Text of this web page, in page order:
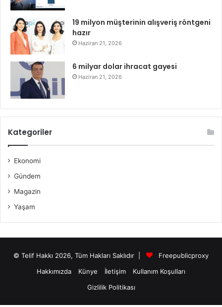
19 milyon müşterinin alışveriş röntgeni
hazır
Haziran 21, 2026
6 milyar dolar ihracat gayesi
Haziran 21, 2026
Kategoriler
Ekonomi
Gündem
Magazin
Yaşam
© Telif Hakkı 2026, Tüm Hakları Saklıdır |
Freepublicproxy
Hakkımızda
Künye İletişim
Kullanım Koşulları
Gizlilik Politikası